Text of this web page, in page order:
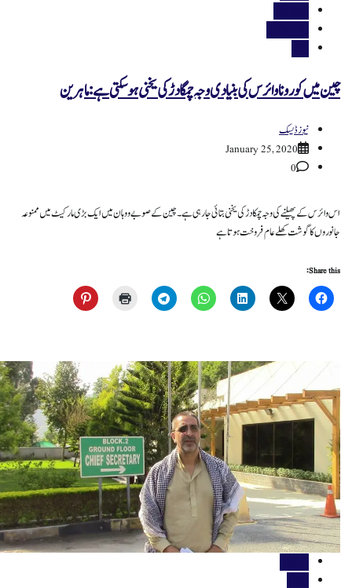
چین میں کورونا وائرس کی بنیادی وجہ چمگادڑ کی یخنی ہو سکتی ہے:ماہرین
نیوز ڈیسک
January 25, 2020
0
اس وائرس کے پھیلنے کی وجہ چمکادڑ کی یخنی بتائی جارہی ہے۔چین کے صوبے ووہان میں ایک بڑی مارکیٹ میں ممنوعہ
جانوروں کا گوشت کھلے عام فروخت ہوتا ہے
Share this: